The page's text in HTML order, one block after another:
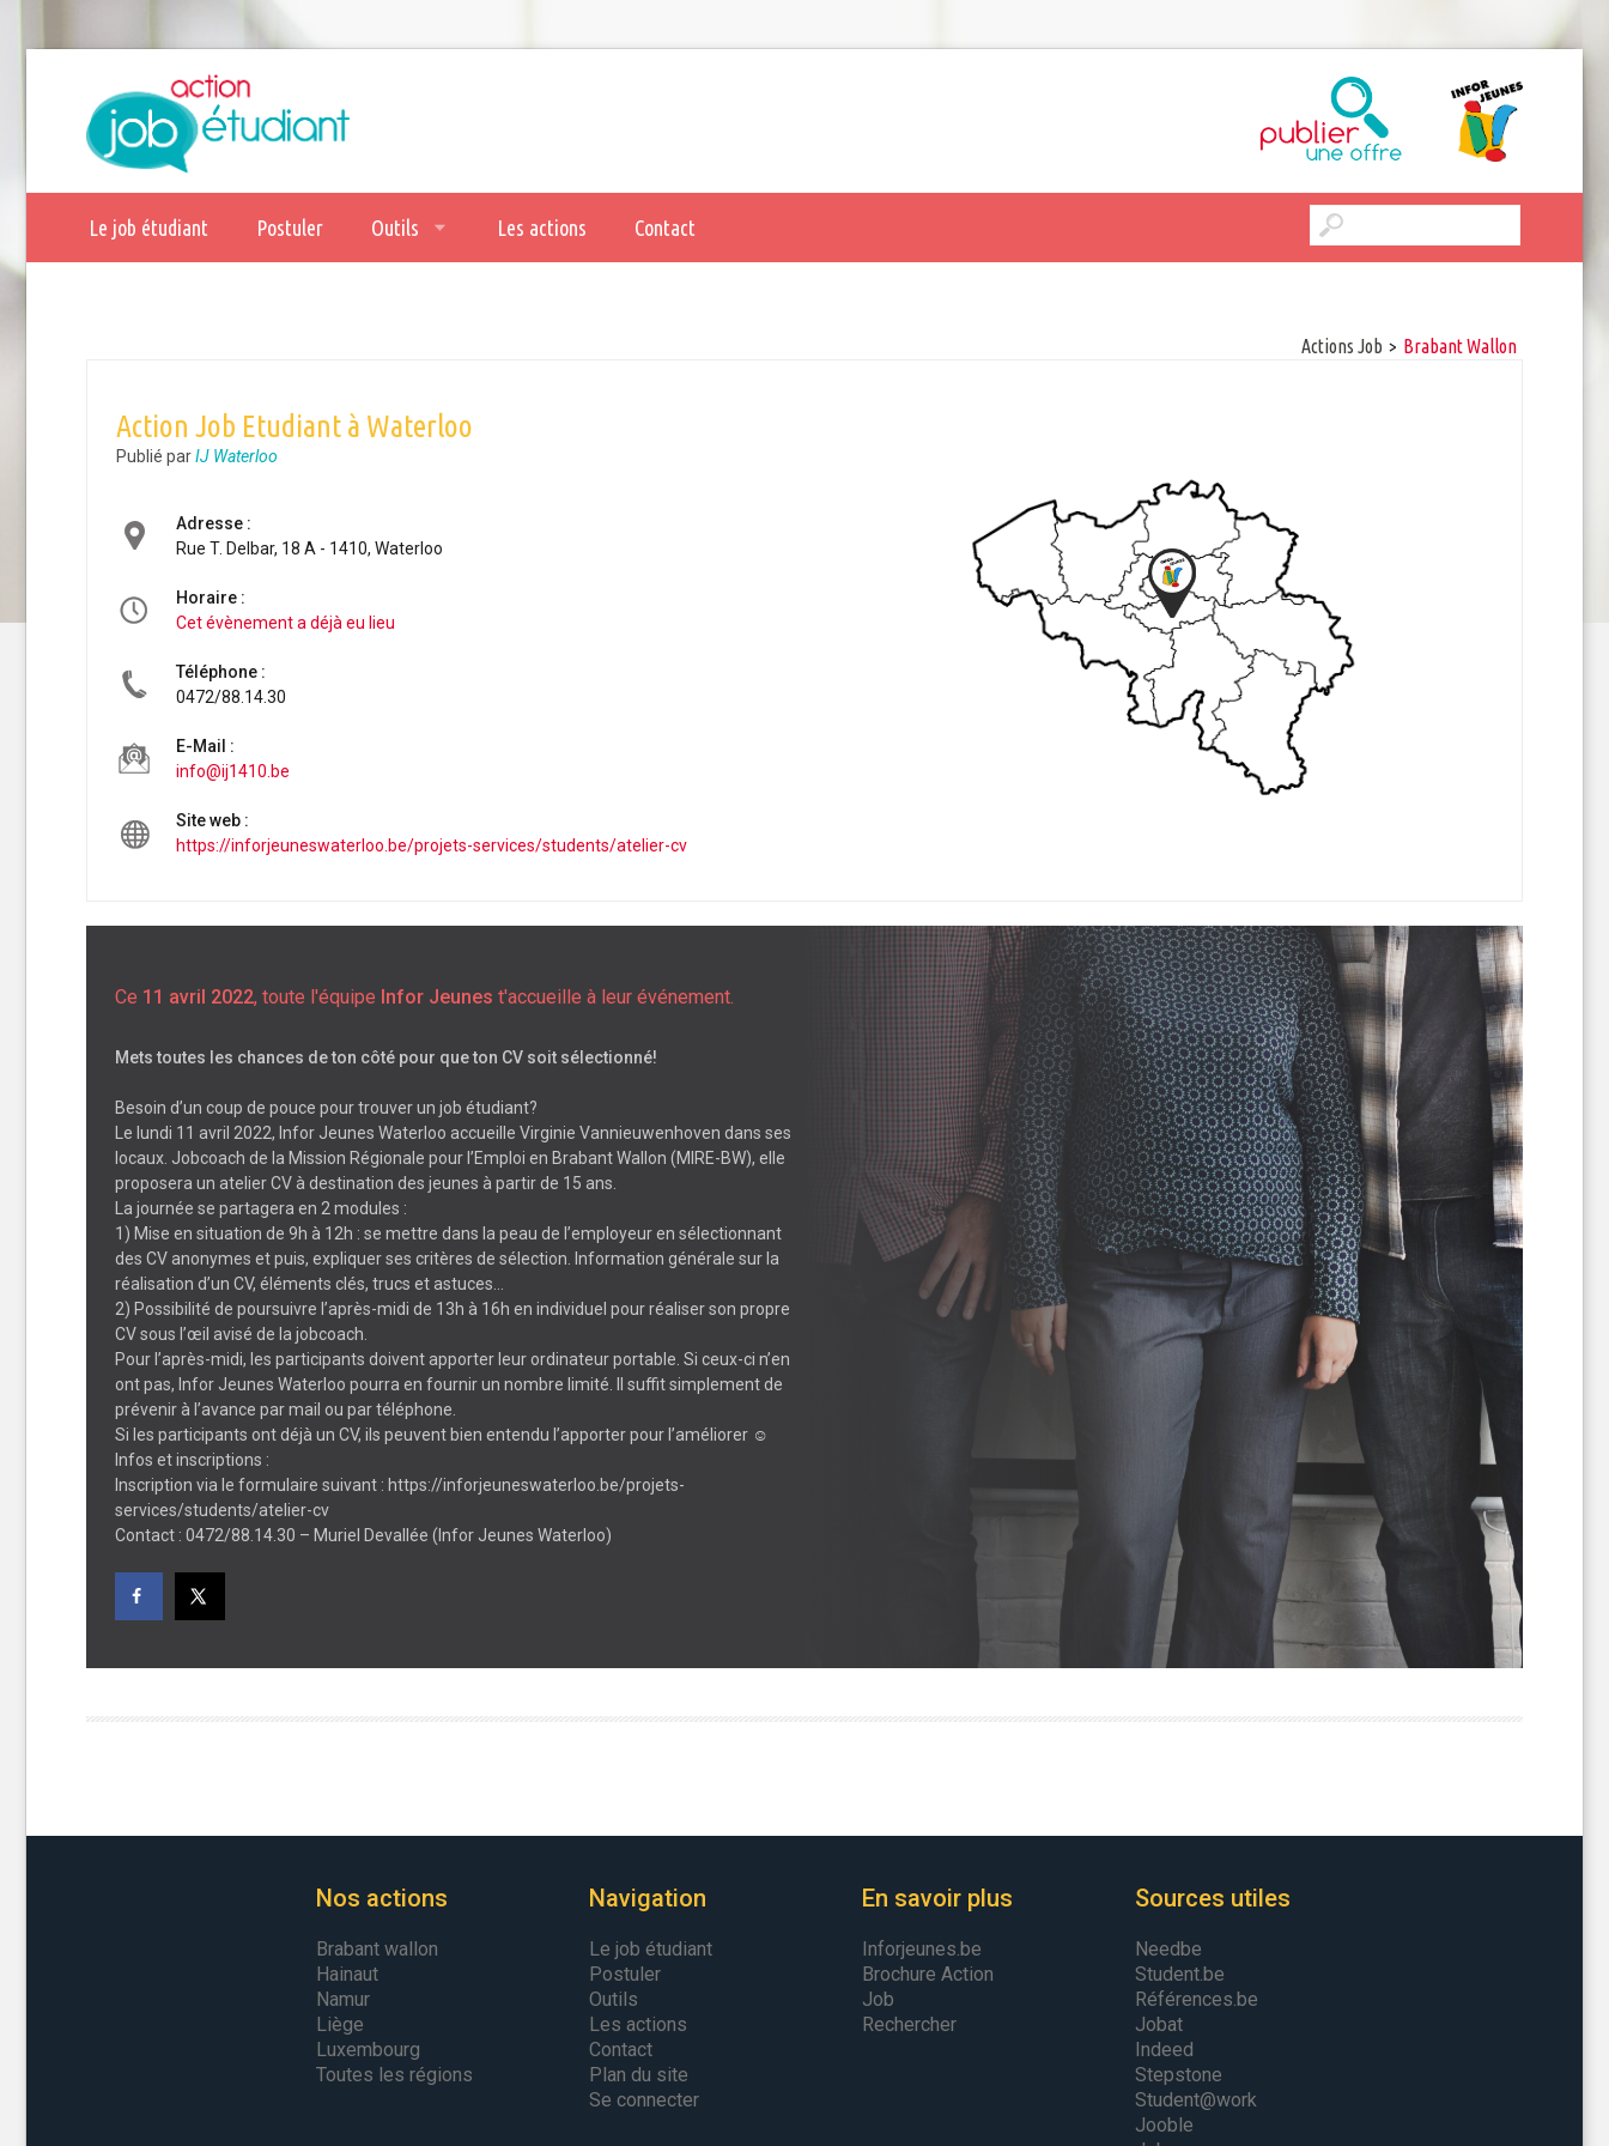
Le job étudiant Postuler Outils Les actions Contact
Actions Job > Brabant Wallon
Action Job Etudiant à Waterloo
Publié par IJ Waterloo
Adresse :
Rue T. Delbar, 18 A - 1410, Waterloo
Horaire :
Cet évènement a déjà eu lieu
Téléphone :
0472/88.14.30
E-Mail :
info@ij1410.be
Site web :
https://inforjeuneswaterloo.be/projets-services/students/atelier-cv
Ce 11 avril 2022, toute l'équipe Infor Jeunes t'accueille à leur événement.
Mets toutes les chances de ton côté pour que ton CV soit sélectionné!
Besoin d’un coup de pouce pour trouver un job étudiant?
Le lundi 11 avril 2022, Infor Jeunes Waterloo accueille Virginie Vannieuwenhoven dans ses
locaux. Jobcoach de la Mission Régionale pour l’Emploi en Brabant Wallon (MIRE-BW), elle
proposera un atelier CV à destination des jeunes à partir de 15 ans.
La journée se partagera en 2 modules :
1) Mise en situation de 9h à 12h : se mettre dans la peau de l’employeur en sélectionnant
des CV anonymes et puis, expliquer ses critères de sélection. Information générale sur la
réalisation d’un CV, éléments clés, trucs et astuces…
2) Possibilité de poursuivre l’après-midi de 13h à 16h en individuel pour réaliser son propre
CV sous l’œil avisé de la jobcoach.
Pour l’après-midi, les participants doivent apporter leur ordinateur portable. Si ceux-ci n’en
ont pas, Infor Jeunes Waterloo pourra en fournir un nombre limité. Il suffit simplement de
prévenir à l’avance par mail ou par téléphone.
Si les participants ont déjà un CV, ils peuvent bien entendu l’apporter pour l’améliorer ☺
Infos et inscriptions :
Inscription via le formulaire suivant : https://inforjeuneswaterloo.be/projets-
services/students/atelier-cv
Contact : 0472/88.14.30 – Muriel Devallée (Infor Jeunes Waterloo)
Nos actions
Brabant wallon
Hainaut
Namur
Liège
Luxembourg
Toutes les régions
Navigation
Le job étudiant
Postuler
Outils
Les actions
Contact
Plan du site
Se connecter
En savoir plus
Inforjeunes.be
Brochure Action
Job
Rechercher
Sources utiles
Needbe
Student.be
Références.be
Jobat
Indeed
Stepstone
Student@work
Jooble